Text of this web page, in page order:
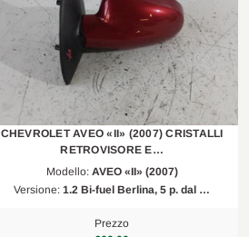
CHEVROLET AVEO «II» (2007) CRISTALLI
RETROVISORE E…
Modello: AVEO «II» (2007)
Versione: 1.2 Bi-fuel Berlina, 5 p. dal …
Prezzo